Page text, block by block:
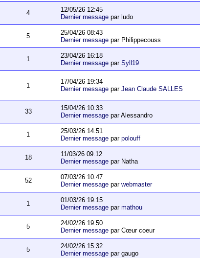
4
12/05/26 12:45
Dernier message par ludo
5
25/04/26 08:43
Dernier message par Philippecouss
1
23/04/26 16:18
Dernier message parSyll19
1
17/04/26 19:34
Dernier message parJean Claude SALLES
33
15/04/26 10:33
Dernier message par Alessandro
1
25/03/26 14:51
Dernier message parpolouff
18
11/03/26 09:12
Dernier message par Natha
52
07/03/26 10:47
Dernier message parwebmaster
1
01/03/26 19:15
Dernier message parmathou
5
24/02/26 19:50
Dernier message par Cœur coeur
5
24/02/26 15:32
Dernier message par gaugo